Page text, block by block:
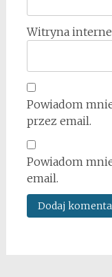
Witryna
Powiadom
przez email.
Powiadom
email.